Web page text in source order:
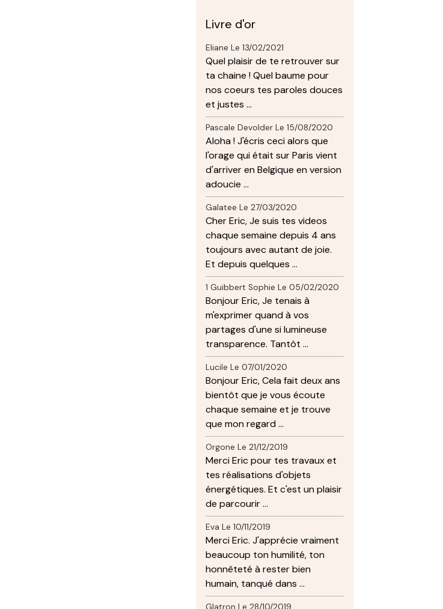
Livre d'or
Eliane Le 13/02/2021
Quel plaisir de te retrouver sur
ta chaine ! Quel baume pour
nos coeurs tes paroles douces
et justes ...
Pascale Devolder Le 15/08/2020
Aloha ! J'écris ceci alors que
l'orage qui était sur Paris vient
d'arriver en Belgique en version
adoucie ...
Galatee Le 27/03/2020
Cher Eric, Je suis tes videos
chaque semaine depuis 4 ans
toujours avec autant de joie.
Et depuis quelques ...
1 Guibbert Sophie Le 05/02/2020
Bonjour Eric, Je tenais à
m'exprimer quand à vos
partages d'une si lumineuse
transparence. Tantôt ...
Lucile Le 07/01/2020
Bonjour Eric, Cela fait deux ans
bientôt que je vous écoute
chaque semaine et je trouve
que mon regard ...
Orgone Le 21/12/2019
Merci Eric pour tes travaux et
tes réalisations d'objets
énergétiques. Et c'est un plaisir
de parcourir ...
Eva Le 10/11/2019
Merci Eric. J'apprécie vraiment
beaucoup ton humilité, ton
honnêteté à rester bien
humain, tanqué dans ...